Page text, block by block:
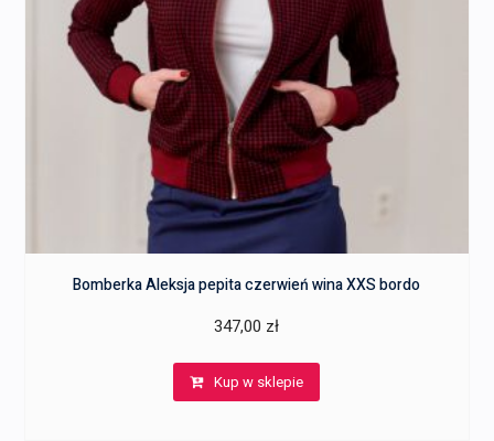
Bomberka Aleksja pepita czerwień wina XXS bordo
347,00 zł
Kup w sklepie